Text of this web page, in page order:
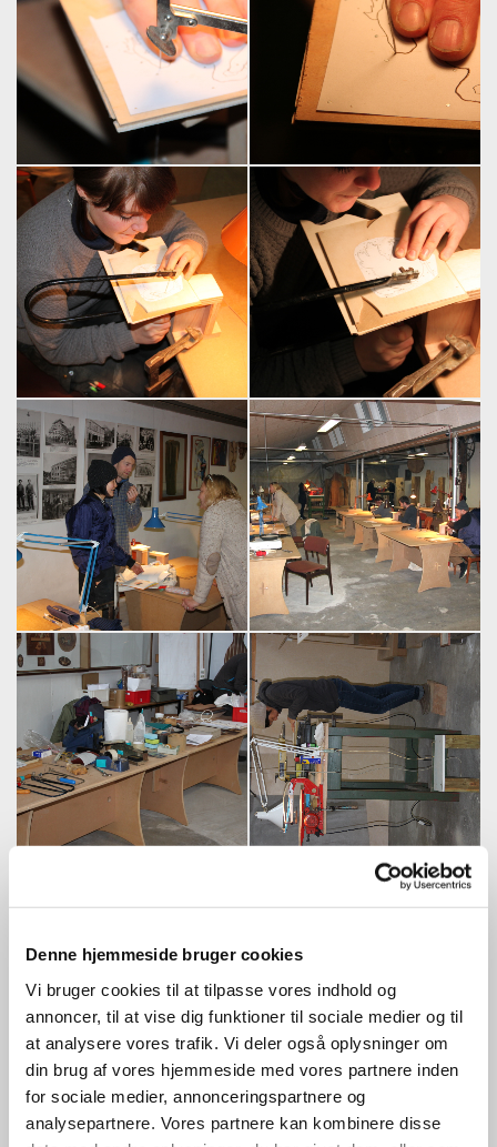
Denne hjemmeside bruger cookies
Vi bruger cookies til at tilpasse vores indhold og
annoncer, til at vise dig funktioner til sociale medier og til
at analysere vores trafik. Vi deler også oplysninger om
din brug af vores hjemmeside med vores partnere inden
for sociale medier, annonceringspartnere og
analysepartnere. Vores partnere kan kombinere disse